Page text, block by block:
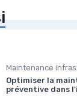
Optimiser la
préventive dans